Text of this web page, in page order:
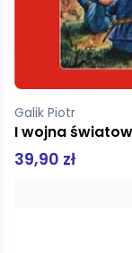
Cmeron Julia
Droga artysty
49,00 zł